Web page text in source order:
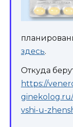
здесь.
Откуда
https://
vshi-u-